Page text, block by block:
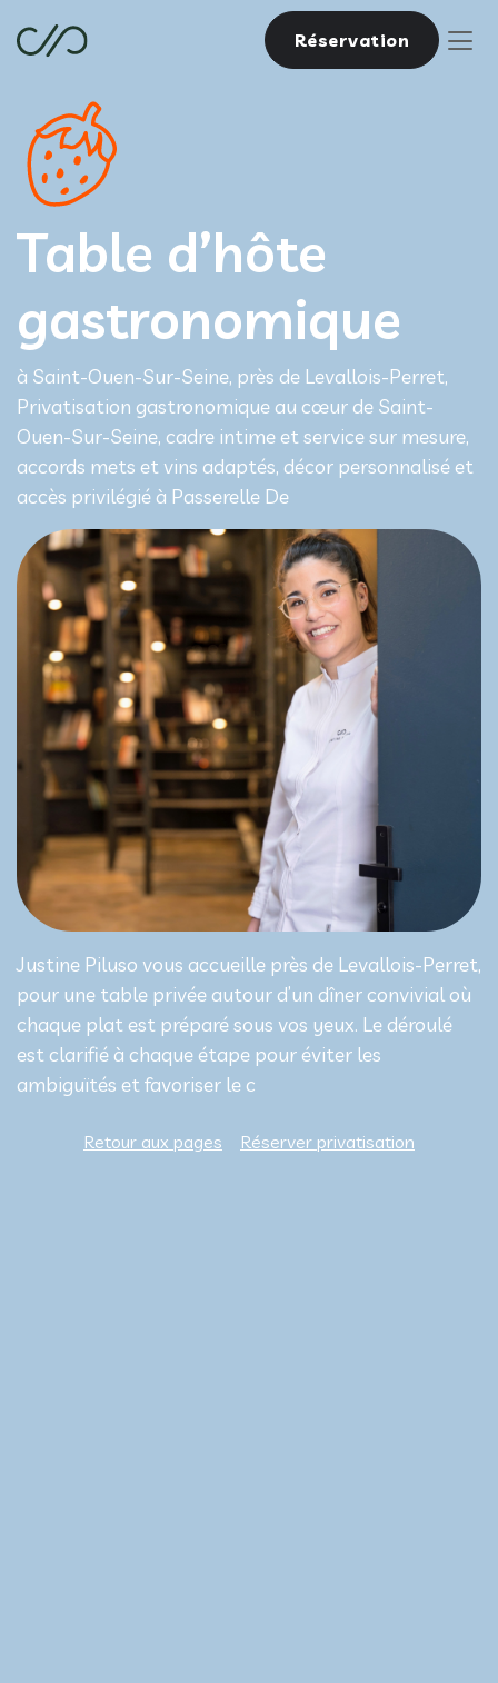
Réservation
Table d’hôte
gastronomique
à Saint-Ouen-Sur-Seine, près de Levallois-Perret,
Privatisation gastronomique au cœur de Saint-
Ouen-Sur-Seine, cadre intime et service sur mesure,
accords mets et vins adaptés, décor personnalisé et
accès privilégié à Passerelle De
Justine Piluso vous accueille près de Levallois-Perret,
pour une table privée autour d’un dîner convivial où
chaque plat est préparé sous vos yeux. Le déroulé
est clarifié à chaque étape pour éviter les
ambiguïtés et favoriser le c
Retour aux pages Réserver privatisation